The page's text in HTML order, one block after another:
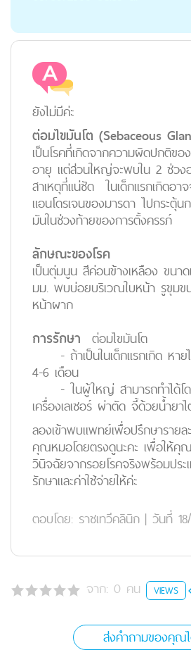
ยังไม่มีค่ะ
ต่อมไขมันโต (Sebaceous
เป็นโรคที่เกิดจากความผิดปกติข
อายุ แต่ส่วนใหญ่จะพบใน 2 ช่วง
สาเหตุที่แน่ชัด ในเด็กแรกเกิดอา
แอนโดรเจนของมารดา ไปกระตุ้น
มันในช่วงท้ายของการตั้งครรภ์
ลักษณะของโรค
เป็นตุ่มนูน สีค่อนข้างเหลือง ขนา
มม. พบบ่อยบริเวณใบหน้า รูขุม
หน้าผาก
การรักษา ต่อมไขมันโต
- ถ้าเป็นในเด็กแรกเกิด หายไ
4-6 เดือน
- ในผู้ใหญ่ สามารถทำได้โ
เครื่องเลเซอร์ ผ่าตัด จี้ด้วยน้ำยาไ
ลองเข้าพบแพทย์เพื่อปรึกษารายล
คุณหมอโดยตรงดูนะคะ เพื่อให้คุ
วินิจฉัยจากรอยโรคจริงพร้อมประ
รักษาและค่าใช้จ่ายให้ค่ะ
ตอบโดย: ราชเทวีคลินิก | วันที่
จาก: 0 คน VIEWS
ส่งคำถามของคุณ